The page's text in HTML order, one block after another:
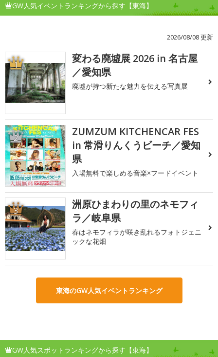
GW人気イベントランキングから探す【東海】
2026/08/08 更新
1
変わる廃墟展 2026 in 名古屋
／愛知県
廃墟が持つ新たな魅力を伝える写真展
2
ZUMZUM KITCHENCAR FES
in 常滑りんくうビーチ／愛知
県
入場無料で楽しめる音楽×フードイベント
3
洲原ひまわりの里のネモフィ
ラ／岐阜県
春はネモフィラが咲き乱れるフォトジェニ
ックな花畑
東海のGW人気イベントランキング
GW人気スポットランキングから探す【東海】